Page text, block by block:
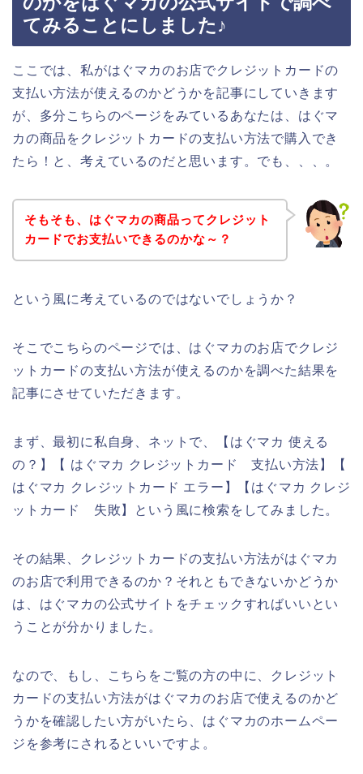
てみることにしました♪
ここでは、私がはぐマカのお店でクレジットカードの
支払い方法が使えるのかどうかを記事にしていきます
が、多分こちらのページをみているあなたは、はぐマ
カの商品をクレジットカードの支払い方法で購入でき
たら！と、考えているのだと思います。でも、、、。
そもそも、はぐマカの商品ってクレジット
カードでお支払いできるのかな～？
という風に考えているのではないでしょうか？
そこでこちらのページでは、はぐマカのお店でクレジ
ットカードの支払い方法が使えるのかを調べた結果を
記事にさせていただきます。
まず、最初に私自身、ネットで、【はぐマカ 使える
の？】【 はぐマカ クレジットカード 支払い方法】【
はぐマカ クレジットカード エラー】【はぐマカ クレジ
ットカード 失敗】という風に検索をしてみました。
その結果、クレジットカードの支払い方法がはぐマカ
のお店で利用できるのか？それともできないかどうか
は、はぐマカの公式サイトをチェックすればいいとい
うことが分かりました。
なので、もし、こちらをご覧の方の中に、クレジット
カードの支払い方法がはぐマカのお店で使えるのかど
うかを確認したい方がいたら、はぐマカのホームペー
ジを参考にされるといいですよ。